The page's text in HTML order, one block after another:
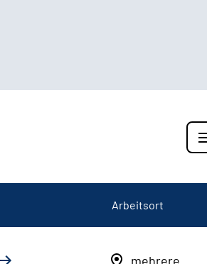
Arbeitsort
mehrere